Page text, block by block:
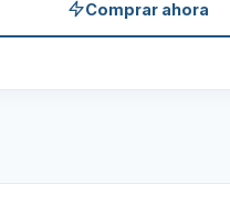
Comprar ahora